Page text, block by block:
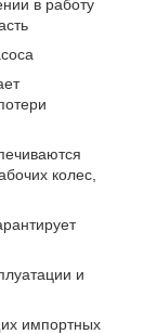
в работу
колес,
и
импортных